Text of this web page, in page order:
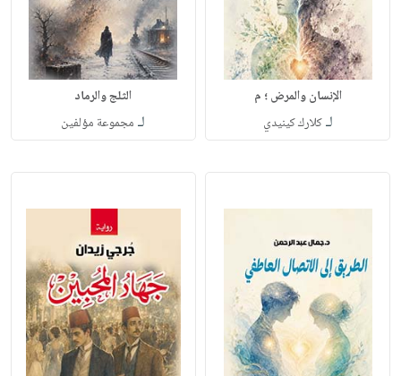
الإنسان والمرض ؛ م
لـكلارك كينيدي
الثلج والرماد
لـ مجموعة مؤلفين